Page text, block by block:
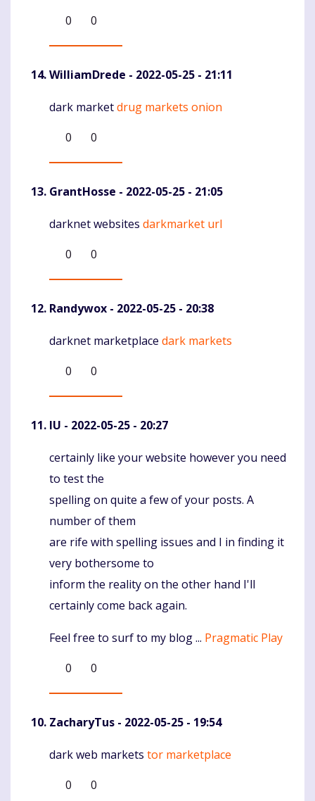
0
0
WilliamDrede - 2022-05-25 - 21:11
Komentaras
dark marketdrug markets onion
0
0
GrantHosse - 2022-05-25 - 21:05
Komentaras
darknet websites darkmarket url
0
0
Randywox - 2022-05-25 - 20:38
Komentaras
darknet marketplace dark markets
0
0
IU - 2022-05-25 - 20:27
Komentaras
certainly like your website however you need
to test the
spelling on quite a few of your posts. A
number of them
are rife with spelling issues and I in finding it
very bothersome to
inform the reality on the other hand I'll
certainly come back again.
Feel free to surf to my blog ... Pragmatic Play
0
0
ZacharyTus - 2022-05-25 - 19:54
Komentaras
dark web markets tor marketplace
0
0